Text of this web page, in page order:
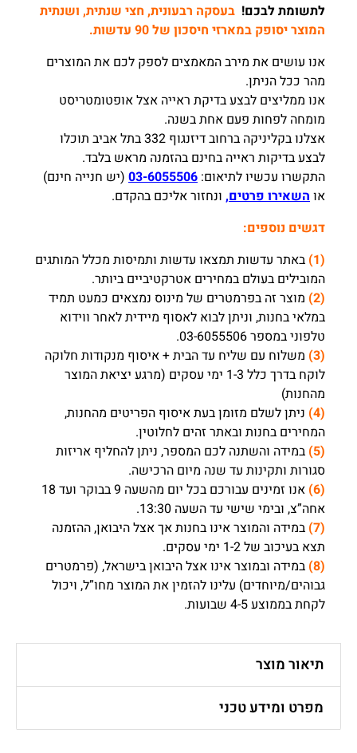
לתשומת לבכם! בעסקה רבעונית, חצי שנתית, ושנתית
המוצר יסופק במארזי חיסכון של 90 עדשות.
אנו עושים את מירב המאמצים לספק לכם את המוצרים
מהר ככל הניתן.
אנו ממליצים לבצע בדיקת ראייה אצל אופטומטריסט
מומחה לפחות פעם אחת בשנה.
אצלנו בקליניקה ברחוב דיזנגוף 332 בתל אביב תוכלו
לבצע בדיקות ראייה בחינם בהזמנה מראש בלבד.
התקשרו עכשיו לתיאום: 03-6055506 (יש חנייה חינם)
או השאירו פרטים, ונחזור אליכם בהקדם.
דגשים נוספים:
(1)
באתר עדשות תמצאו עדשות ותמיסות מכלל המותגים
המובילים בעולם במחירים אטרקטיביים ביותר.
(2)
מוצר זה בפרמטרים של מינוס נמצאים כמעט תמיד
במלאי בחנות, וניתן לבוא לאסוף מיידית לאחר ווידוא
טלפוני במספר 03-6055506.
(3)
משלוח עם שליח עד הבית + איסוף מנקודות חלוקה
לוקח בדרך כלל 1-3 ימי עסקים (מרגע יציאת המוצר
מהחנות)
(4)
ניתן לשלם מזומן בעת איסוף הפריטים מהחנות,
המחירים בחנות ובאתר זהים לחלוטין.
(5)
במידה והשתנה לכם המספר, ניתן להחליף אריזות
סגורות ותקינות עד שנה מיום הרכישה.
(6)
אנו זמינים עבורכם בכל יום מהשעה 9 בבוקר ועד 18
אחה”צ, ובימי שישי עד השעה 13:30.
(7)
במידה והמוצר אינו בחנות אך אצל היבואן, ההזמנה
תצא בעיכוב של 1-2 ימי עסקים.
(8)
במידה ובמוצר אינו אצל היבואן בישראל, (פרמטרים
גבוהים/מיוחדים) עלינו להזמין את המוצר מחו”ל, ויכול
לקחת בממוצע 4-5 שבועות.
תיאור מוצר
מפרט ומידע טכני